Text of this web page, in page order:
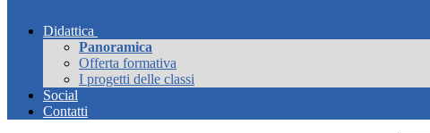
Didattica
Panoramica
Offerta formativa
I progetti delle classi
Social
Contatti